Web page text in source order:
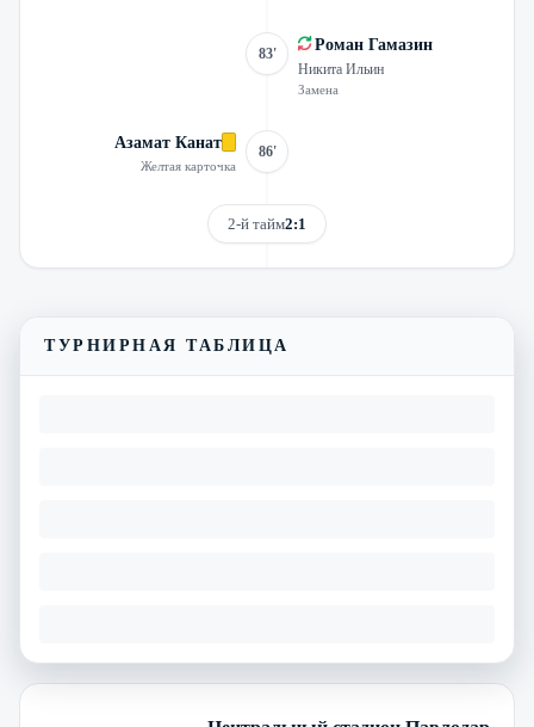
83' Роман Гамазин
Никита Ильин
Замена
Азамат Канат
Желтая карточка
86'
2-й тайм2:1
ТУРНИРНАЯ ТАБЛИЦА